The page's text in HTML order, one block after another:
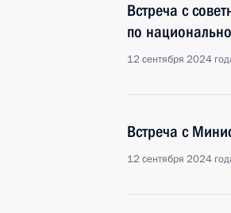
Встреча с
по
12 сентября 2024
Встреча с
12 сентября 2024